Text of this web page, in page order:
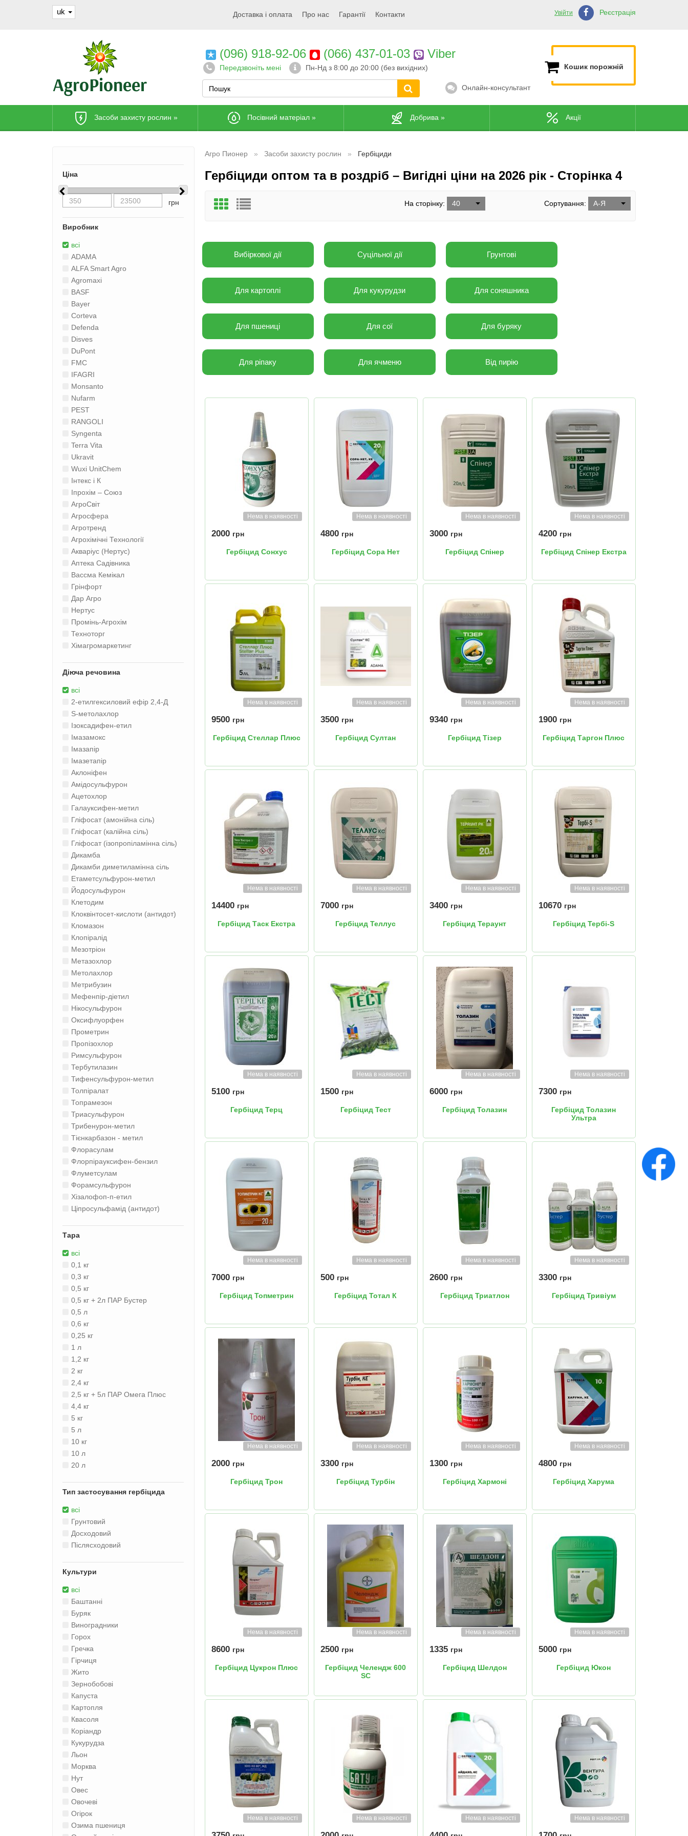
uk Увійти Реєстрація
Доставка і оплата Про нас Гарантії Контакти
(096) 918-92-06 (066) 437-01-03 Viber
Передзвоніть мені Пн-Нд з 8:00 до 20:00 (без вихідних)
Онлайн-консультант
Кошик порожній
Засоби захисту рослин » Посівний матеріал » Добрива » Акції
Агро Пионер Засоби захисту рослин Гербіциди
Гербіциди оптом та в роздріб – Вигідні ціни на 2026 рік - Сторінка 4
На сторінку: 40 Сортування: А-Я
Вибіркової дії Суцільної дії Грунтові
Для картоплі Для кукурудзи Для соняшника
Для пшениці Для сої Для буряку
Для ріпаку Для ячменю Від пирію
Нема в наявності
2000 грн
Гербіцид Сонхус
Нема в наявності
4800 грн
Гербіцид Сора Нет
Нема в наявності
3000 грн
Гербіцид Спінер
Нема в наявності
4200 грн
Гербіцид Спінер Екстра
Нема в наявності
9500 грн
Гербіцид Стеллар Плюс
Нема в наявності
3500 грн
Гербіцид Султан
Нема в наявності
9340 грн
Гербіцид Тізер
Нема в наявності
1900 грн
Гербіцид Таргон Плюс
Нема в наявності
14400 грн
Гербіцид Таск Екстра
Нема в наявності
7000 грн
Гербіцид Теллус
Нема в наявності
3400 грн
Гербіцид Тераунт
Нема в наявності
10670 грн
Гербіцид Тербі-S
Нема в наявності
5100 грн
Гербіцид Терц
Нема в наявності
1500 грн
Гербіцид Тест
Нема в наявності
6000 грн
Гербіцид Толазин
Нема в наявності
7300 грн
Гербіцид Толазин
Ультра
Нема в наявності
7000 грн
Гербіцид Топметрин
Нема в наявності
500 грн
Гербіцид Тотал К
Нема в наявності
2600 грн
Гербіцид Триатлон
Нема в наявності
3300 грн
Гербіцид Тривіум
Нема в наявності
2000 грн
Гербіцид Трон
Нема в наявності
3300 грн
Гербіцид Турбін
Нема в наявності
1300 грн
Гербіцид Хармоні
Нема в наявності
4800 грн
Гербіцид Харума
Нема в наявності
8600 грн
Гербіцид Цукрон Плюс
Нема в наявності
2500 грн
Гербіцид Челендж 600
SC
Нема в наявності
1335 грн
Гербіцид Шелдон
Нема в наявності
5000 грн
Гербіцид Юкон
Нема в наявності Нема в наявності Нема в наявності Нема в наявності
Ціна
грн
Виробник
всі
ADAMA
ALFA Smart Agro
Agromaxi
BASF
Bayer
Corteva
Defenda
Disves
DuPont
FMC
IFAGRI
Monsanto
Nufarm
PEST
RANGOLI
Syngenta
Terra Vita
Ukravit
Wuxi UnitChem
Інтекс і К
Іпрохім – Союз
АгроСвіт
Агросфера
Агротренд
Агрохімічні Технології
Акваріус (Нертус)
Аптека Садівника
Вассма Кемікал
Грінфорт
Дар Агро
Нертус
Промінь-Агрохім
Техноторг
Хімагромаркетинг
Діюча речовина
всі
2-етилгексиловий ефір 2,4-Д
S-метолахлор
Ізоксадифен-етил
Імазамокс
Імазапір
Імазетапір
Аклоніфен
Амідосульфурон
Ацетохлор
Галауксифен-метил
Гліфосат (амонійна сіль)
Гліфосат (калійна сіль)
Гліфосат (ізопропіламінна сіль)
Дикамба
Дикамби диметиламінна сіль
Етаметсульфурон-метил
Йодосульфурон
Клетодим
Клоквінтосет-кислоти (антидот)
Кломазон
Клопіралід
Мезотріон
Метазохлор
Метолахлор
Метрибузин
Мефенпір-діетил
Нікосульфурон
Оксифлуорфен
Прометрин
Пропізохлор
Римсульфурон
Тербутилазин
Тифенсульфурон-метил
Толпіралат
Топрамезон
Триасульфурон
Трибенурон-метил
Тієнкарбазон - метил
Флорасулам
Флорпірауксифен-бензил
Флуметсулам
Форамсульфурон
Хізалофоп-п-етил
Ціпросульфамід (антидот)
Тара
всі
0,1 кг
0,3 кг
0,5 кг
0,5 кг + 2л ПАР Бустер
0,5 л
0,6 кг
0,25 кг
1 л
1,2 кг
2 кг
2,4 кг
2,5 кг + 5л ПАР Омега Плюс
4,4 кг
5 кг
5 л
10 кг
10 л
20 л
Тип застосування гербіцида
всі
Грунтовий
Досходовий
Післясходовий
Культури
всі
Баштанні
Буряк
Виноградники
Горох
Гречка
Гірчиця
Жито
Зернобобові
Капуста
Картопля
Квасоля
Коріандр
Кукурудза
Льон
Морква
Нут
Овес
Овочеві
Огірок
Озима пшениця